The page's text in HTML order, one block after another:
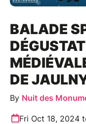
BALADE
DE
By Nuit des
Fri Oct 18, 2024